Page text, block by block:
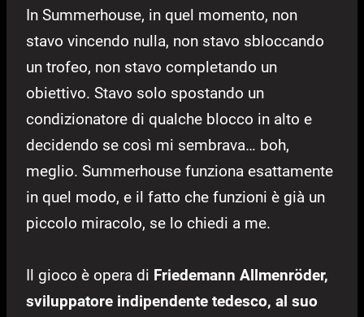
In Summerhouse, in quel momento, non
stavo vincendo nulla, non stavo sbloccando
un trofeo, non stavo completando un
obiettivo. Stavo solo spostando un
condizionatore di qualche blocco in alto e
decidendo se così mi sembrava… boh,
meglio. Summerhouse funziona esattamente
in quel modo, e il fatto che funzioni è già un
piccolo miracolo, se lo chiedi a me.
Il gioco è opera di Friedemann Allmenröder,
sviluppatore indipendente tedesco, al suo